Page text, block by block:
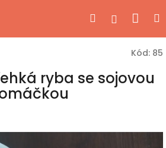
Hledat
Kód: 85
ryba se sojovou